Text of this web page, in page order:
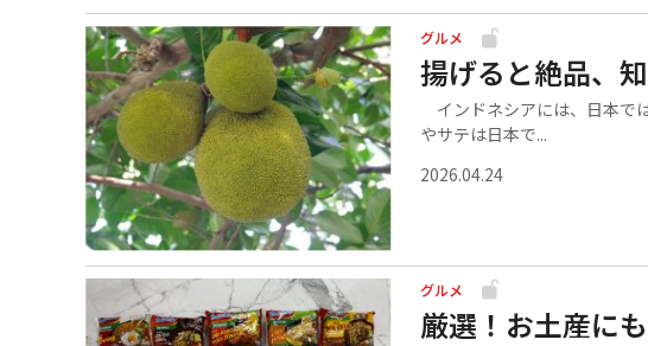
グルメ
揚げると絶品、
インドネシアには、日本で
やサテは日本で...
2026.04.24
グルメ
厳選！お土産に